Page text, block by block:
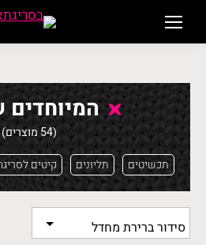
המיוחדים
(54 מוצרים)
תכשיטים
תליונים קיטים